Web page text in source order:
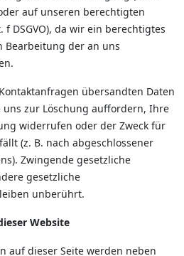
auf unseren berechtigten
DSGVO), da wir ein berechtigtes
Bearbeitung der an uns
übersandten Daten
zur Löschung auffordern, Ihre
widerrufen oder der Zweck für
(z. B. nach abgeschlossener
Zwingende gesetzliche
gesetzliche
unberührt.
Website
auf dieser Seite werden neben